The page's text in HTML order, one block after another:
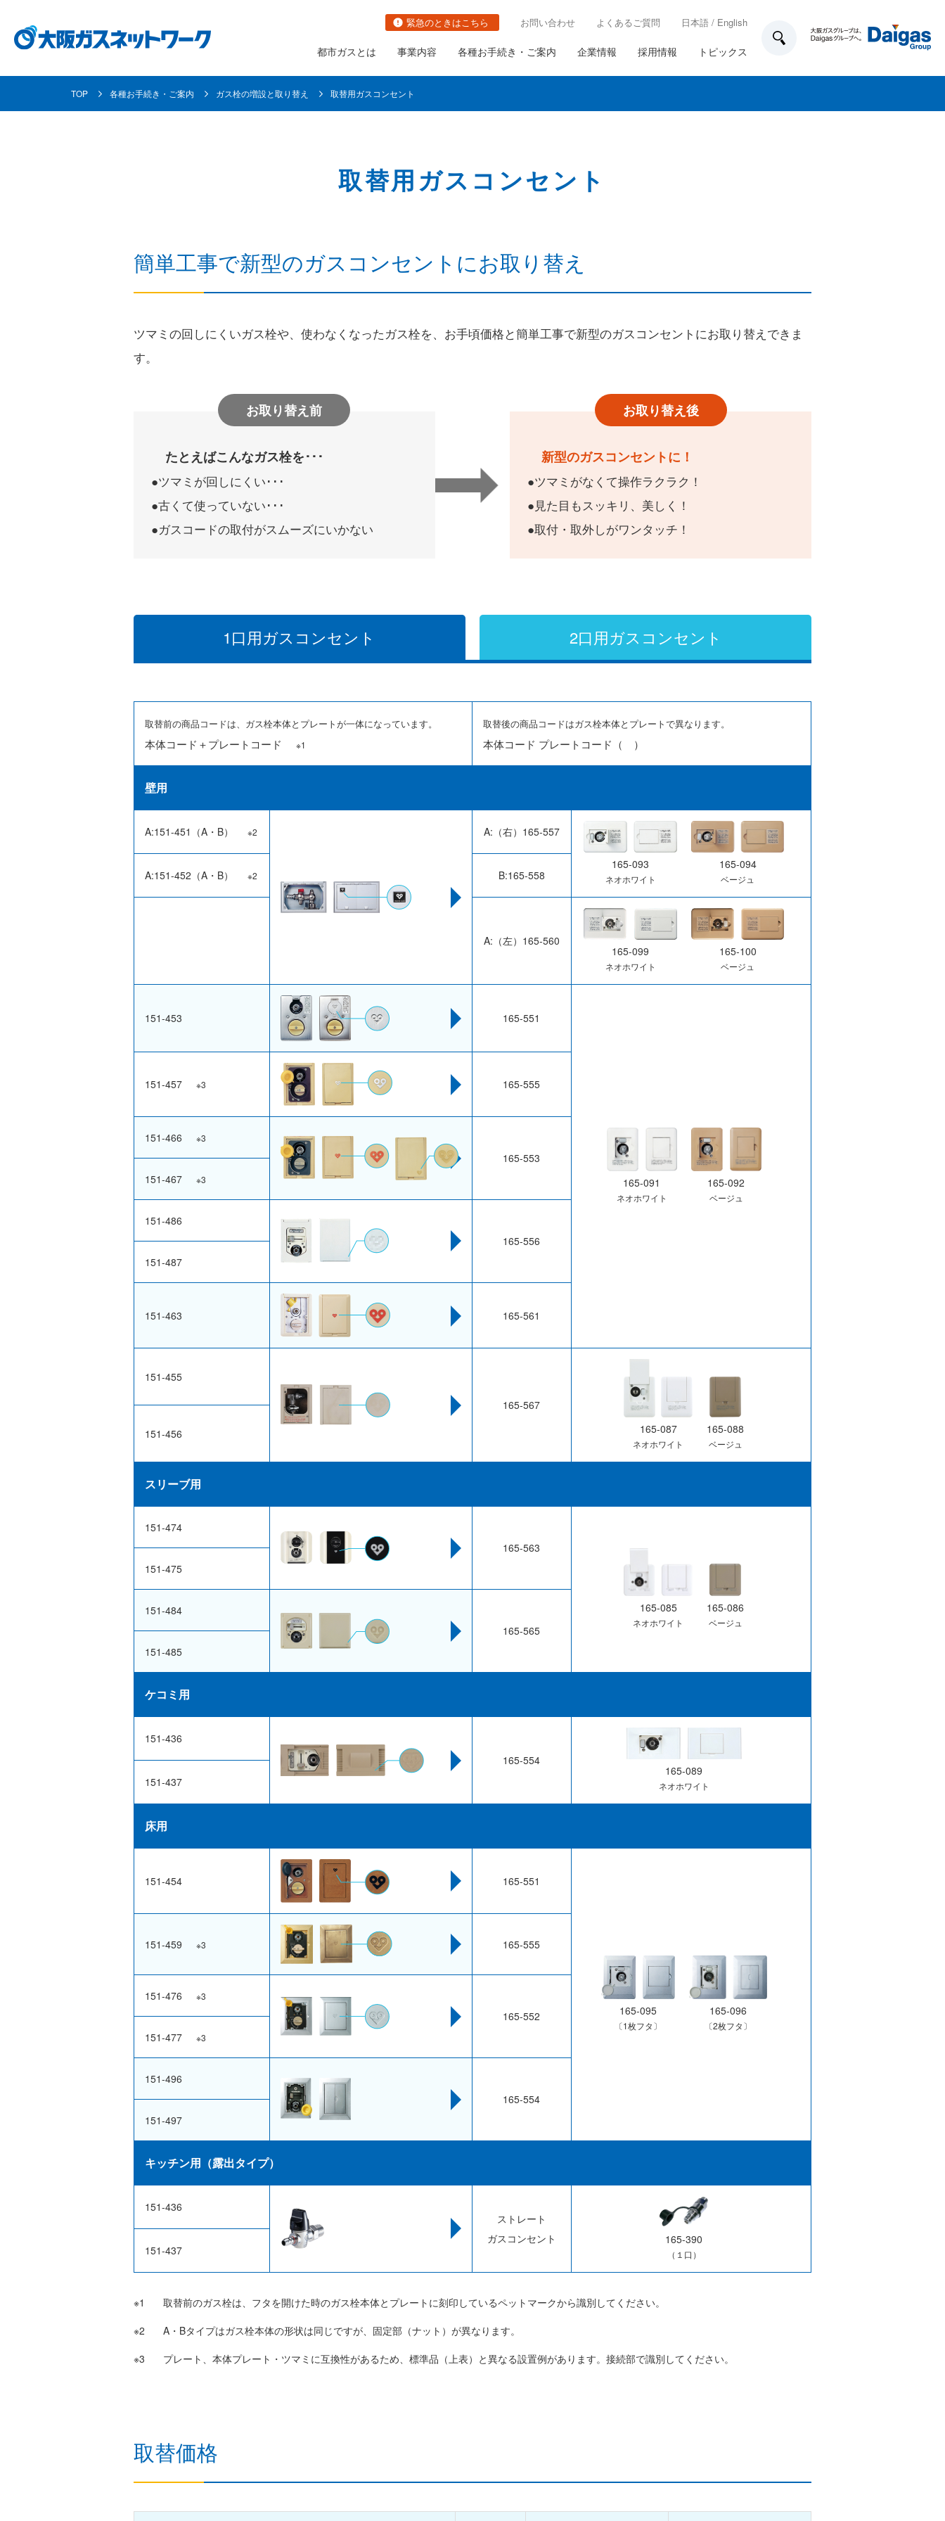
緊急のときはこちら お問い合わせ よくあるご質問 日本語 / English
都市ガスとは
都市ガスとは
都市ガスの防災対策の取り組み
事業内容
事業内容
関連事業
各種お手続き・ご案内
各種お手続き・ご案内
都市ガスへの切り替え ガス栓の増設と取り替え
業務用のお客さま設備について
ガスメーターの取り替え
について
建設事業者さま 道路上で工事をする際のお願い 敷地内・建物内で工事をする際のお願い 万一、ガス管を破損したときは
(沿道掘削を伴わない業者さま向け)
ガス事業者さま 託送供給・最終保障供給
企業情報
企業情報
社長ごあいさつ
採用情報
採用情報
職種・キャリアイメージ
トピックス
TOP 各種お手続き・ご案内 ガス栓の増設と取り替え 取替用ガスコンセント
取替用ガスコンセント
簡単工事で新型のガスコンセントにお取り替え
ツマミの回しにくいガス栓や、使わなくなったガス栓を、お手頃価格と簡単工事で新型のガスコンセントにお取り替えできま
す。
お取り替え前
たとえばこんなガス栓を･･･
ツマミが回しにくい･･･
古くて使っていない･･･
ガスコードの取付がスムーズにいかない
お取り替え後
新型のガスコンセントに！
ツマミがなくて操作ラクラク！
見た目もスッキリ、美しく！
取付・取外しがワンタッチ！
1口用ガス コンセント 2口用ガス コンセント
取替前の商品コードは、ガス栓本体とプレートが一体になっています。
本体コード＋プレートコード ※1
取替後の商品コードはガス栓本体とプレートで異なります。
本体コード プレートコード（ ）
壁用
A:151-451（A・B） ※2 A:（右）165-557
165-093
ネオホワイト
165-094
ベージュ
A:151-452（A・B） ※2 B:165-558
A:（左）165-560
165-099
ネオホワイト
165-100
ベージュ
151-453 165-551
165-091
ネオホワイト
165-092
ベージュ
151-457 ※3 165-555
151-466 ※3
165-553
151-467
※3
151-486
165-556
151-487
151-463 165-561
151-455
165-567
165-087
ネオホワイト
165-088
ベージュ
151-456
スリーブ用
151-474
165-563
165-085
ネオホワイト
165-086
ベージュ
151-475
151-484
165-565
151-485
ケコミ用
151-436
165-554
165-089
ネオホワイト
151-437
床用
151-454 165-551
165-095
〔1枚フタ〕
165-096
〔2枚フタ〕
151-459 ※3 165-555
151-476 ※3
165-552
151-477
※3
151-496
165-554
151-497
キッチン用（露出タイプ）
151-436
ストレート
ガスコンセント
165-390
（１口）
151-437
取替前のガス栓は、フタを開けた時のガス栓本体とプレートに刻印しているペットマークから識別してください。
A・Bタイプはガス栓本体の形状は同じですが、固定部（ナット）が異なります。
プレート、本体プレート・ツマミに互換性があるため、標準品（上表）と異なる設置例があります。接続部で識別してください。
取替価格